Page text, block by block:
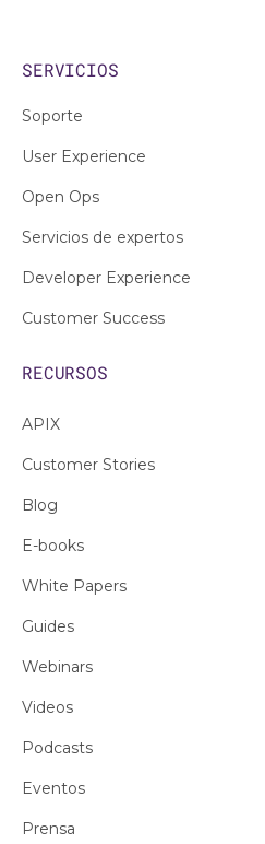
SERVICIOS
Soporte
User Experience
Open Ops
Servicios de expertos
Developer Experience
Customer Success
RECURSOS
APIX
Customer Stories
Blog
E-books
White Papers
Guides
Webinars
Videos
Podcasts
Eventos
Prensa